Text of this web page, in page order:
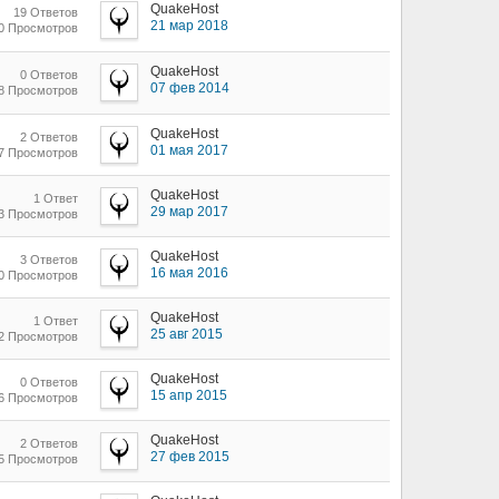
19 Ответов
Просмотров
QuakeHost
21 мар 2018
0 Ответов
Просмотров
QuakeHost
07 фев 2014
2 Ответов
Просмотров
QuakeHost
01 мая 2017
1 Ответ
Просмотров
QuakeHost
29 мар 2017
3 Ответов
Просмотров
QuakeHost
16 мая 2016
1 Ответ
Просмотров
QuakeHost
25 авг 2015
0 Ответов
Просмотров
QuakeHost
15 апр 2015
2 Ответов
Просмотров
QuakeHost
27 фев 2015